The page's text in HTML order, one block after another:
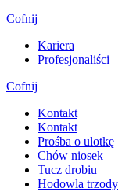
Cofnij
Kariera
Profesjonaliści
Cofnij
Kontakt
Kontakt
Prośba o ulotkę
Chów niosek
Tucz drobiu
Hodowla trzody